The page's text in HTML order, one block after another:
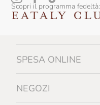
Scopri il programma fedeltà:
SPESA ONLINE
NEGOZI